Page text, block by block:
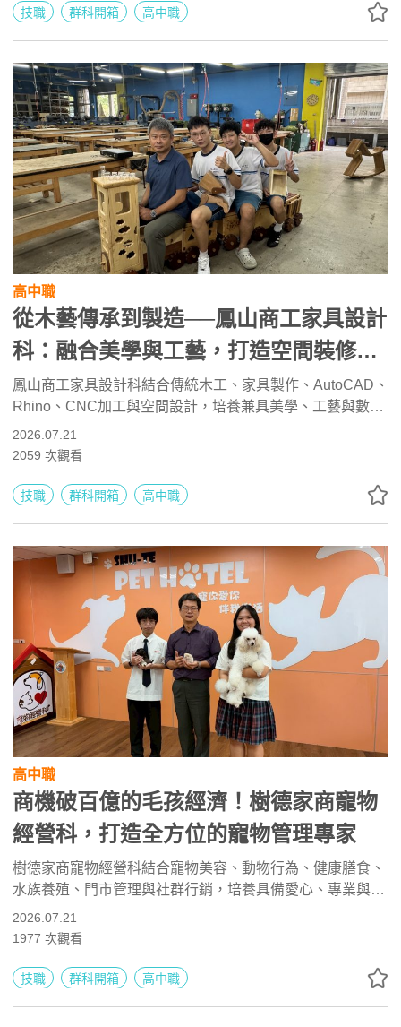
理、BIM建模及職安相關工作。
技職 群科開箱 高中職
高中職
從木藝傳承到製造──鳳山商工家具設計
科：融合美學與工藝，打造空間裝修的
設計職人
鳳山商工家具設計科結合傳統木工、家具製作、AutoCAD、
Rhino、CNC加工與空間設計，培養兼具美學、工藝與數位
製造能力的設計人才。學生可考取家具木工丙級與乙級證
照，並透過專題製作、競賽與產業參訪累積實務經驗。未來
家具設計、室內裝修、建築及海外家具產業。
2026.07.21
2059 次觀看
技職 群科開箱 高中職
高中職
商機破百億的毛孩經濟！樹德家商寵物
經營科，打造全方位的寵物管理專家
樹德家商寵物經營科結合寵物美容、動物行為、健康膳食、
水族養殖、門市管理與社群行銷，培養具備愛心、專業與責
任的寵物產業人才。學生可考取寵物美容、水族養殖及門市
服務相關證照，並透過活體照護與跨科實作累積經驗。未來
美容、旅館、文創及創業市場。
2026.07.21
1977 次觀看
技職 群科開箱 高中職